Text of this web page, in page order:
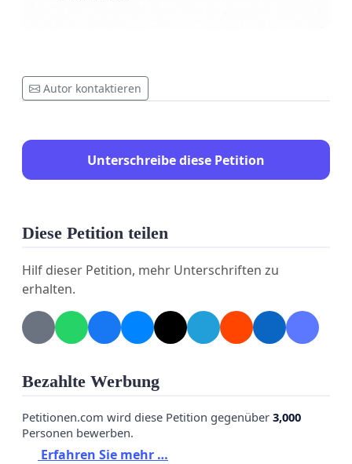
Autor kontaktieren
Unterschreibe diese Petition
Diese Petition teilen
Hilf dieser Petition, mehr Unterschriften zu
erhalten.
Bezahlte Werbung
Petitionen.com wird diese Petition gegenüber 3,000
Personen bewerben.
Erfahren Sie mehr …